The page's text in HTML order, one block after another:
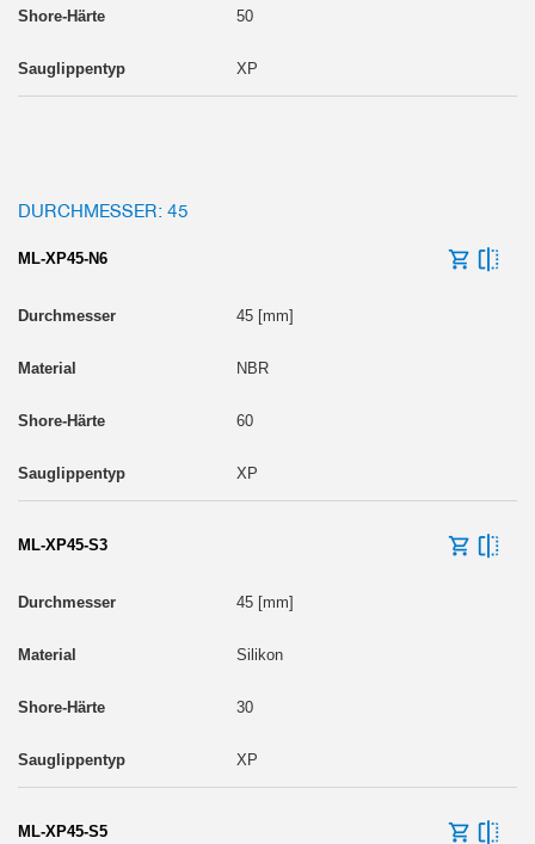
50
XP
DURCHMESSER: 45
ML-XP45-N6
45 [mm]
NBR
60
XP
ML-XP45-S3
45 [mm]
Silikon
30
XP
ML-XP45-S5